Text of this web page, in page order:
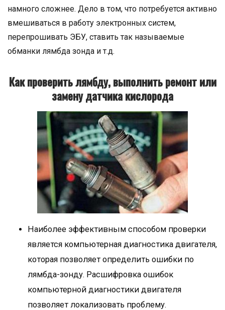
намного сложнее. Дело в том, что потребуется активно
вмешиваться в работу электронных систем,
перепрошивать ЭБУ, ставить так называемые
обманки лямбда зонда и т.д.
Как проверить лямбду, выполнить ремонт или
замену датчика кислорода
Наиболее эффективным способом проверки
является компьютерная диагностика двигателя,
которая позволяет определить ошибки по
лямбда-зонду. Расшифровка ошибок
компьютерной диагностики двигателя
позволяет локализовать проблему.